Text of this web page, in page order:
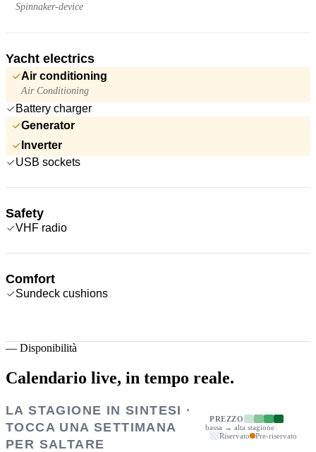
Spinnaker-device
Yacht electrics
Air conditioning
Air Conditioning
Battery charger
Generator
Inverter
USB sockets
Safety
VHF radio
Comfort
Sundeck cushions
— Disponibilità
Calendario live, in tempo reale.
LA STAGIONE IN SINTESI ·
TOCCA UNA SETTIMANA
PER SALTARE
PREZZO
bassa → alta stagione
Riservato
Pre-riservato